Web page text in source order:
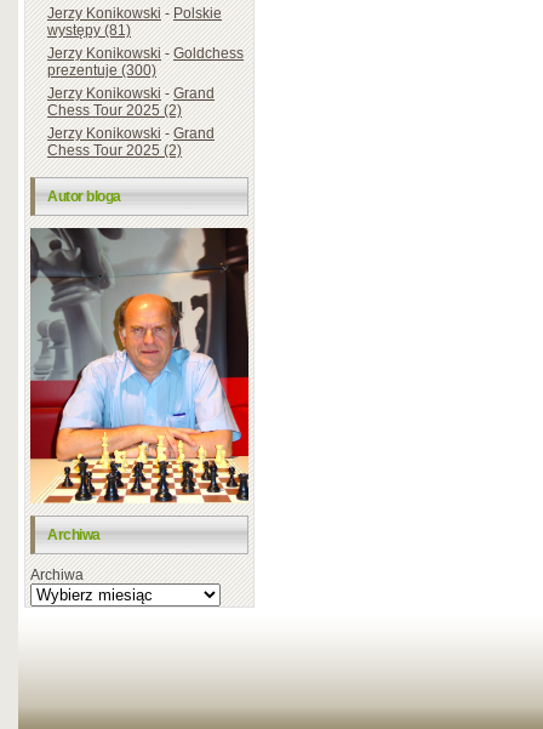
Jerzy Konikowski-Polskie
występy (81)
Jerzy Konikowski-Goldchess
prezentuje (300)
Jerzy Konikowski-Grand
Chess Tour 2025 (2)
Jerzy Konikowski-Grand
Chess Tour 2025 (2)
Autor bloga
Archiwa
Archiwa